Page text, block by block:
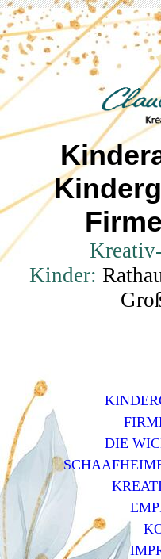
Kinder:
DIE